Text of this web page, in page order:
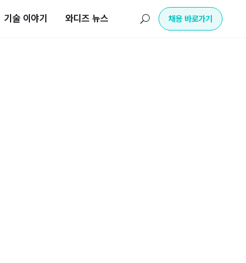
기술 이야기 와디즈 뉴스 U 채용 바로가기